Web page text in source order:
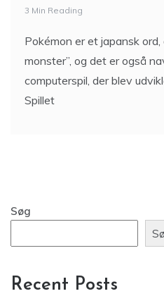
3 Min Reading
Pokémon er et japansk
monster”, og det er også
computerspil, der blev
Spillet
Søg
Recent Posts